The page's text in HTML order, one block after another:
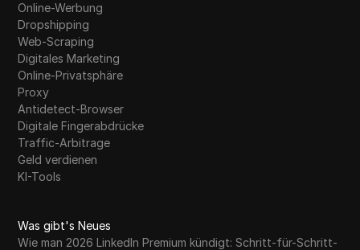
Online-Werbung
Dropshipping
Web-Scraping
Digitales Marketing
Online-Privatsphäre
Proxy
Antidetect-Browser
Digitale Fingerabdrücke
Traffic-Arbitrage
Geld verdienen
KI-Tools
Was gibt's Neues
Wie man 2026 LinkedIn Premium kündigt: Schritt-für-Schritt-